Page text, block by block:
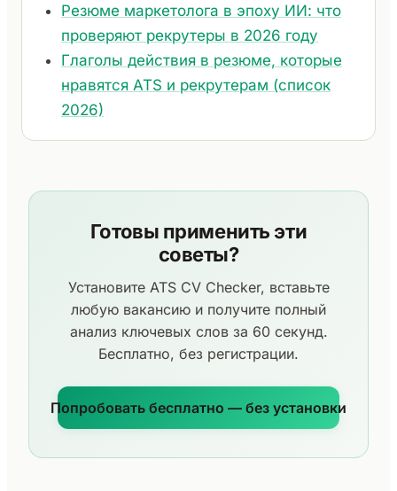
Резюме маркетолога в эпоху ИИ: что
проверяют рекрутеры в 2026 году
Глаголы действия в резюме, которые
нравятся ATS и рекрутерам (список
2026)
Готовы применить эти
советы?
Установите ATS CV Checker, вставьте
любую вакансию и получите полный
анализ ключевых слов за 60 секунд.
Бесплатно, без регистрации.
Попробовать бесплатно — без установки